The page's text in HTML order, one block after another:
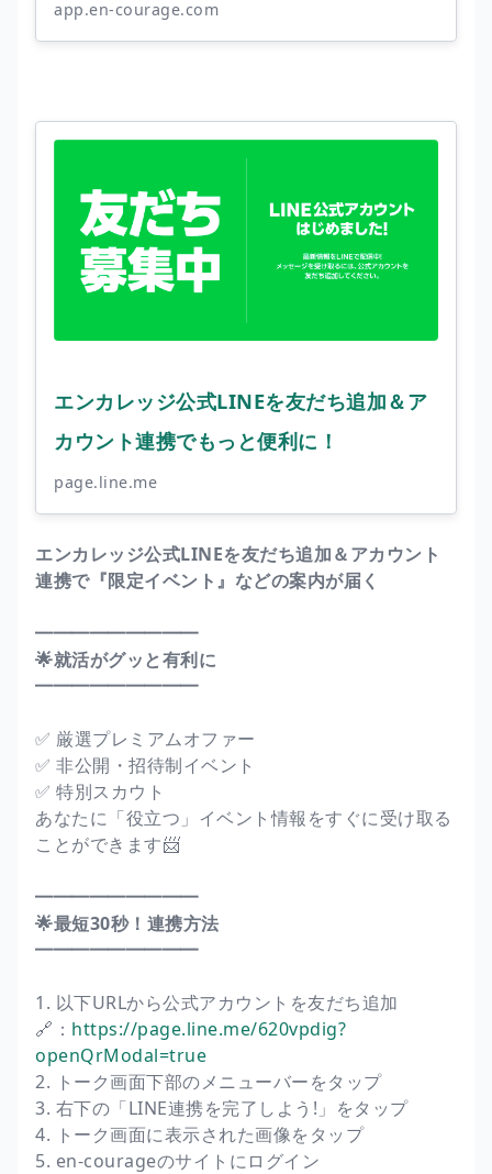
app.en-courage.com
エンカレッジ公式LINEを友だち追加＆ア
カウント連携でもっと便利に！
page.line.me
エンカレッジ公式LINEを友だち追加＆アカウント
連携で『限定イベント』などの案内が届く
━━━━━━━━━
🌟就活がグッと有利に
━━━━━━━━━
✅ 厳選プレミアムオファー
✅ 非公開・招待制イベント
✅ 特別スカウト
あなたに「役立つ」イベント情報をすぐに受け取る
ことができます📨
━━━━━━━━━
🌟最短30秒！連携方法
━━━━━━━━━
1. 以下URLから公式アカウントを友だち追加
🔗： https://page.line.me/620vpdig?
openQrModal=true
2. トーク画面下部のメニューバーをタップ
3. 右下の「LINE連携を完了しよう!」をタップ
4. トーク画面に表示された画像をタップ
5. en-courageのサイトにログイン